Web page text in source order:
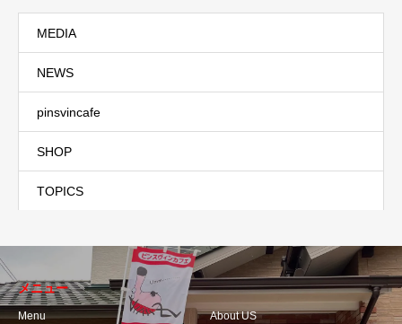
MEDIA
NEWS
pinsvincafe
SHOP
TOPICS
メニュー
Menu About US